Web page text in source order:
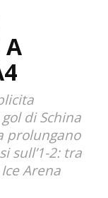
A
di Schina
prolungano
sull’1-2: tra
Arena